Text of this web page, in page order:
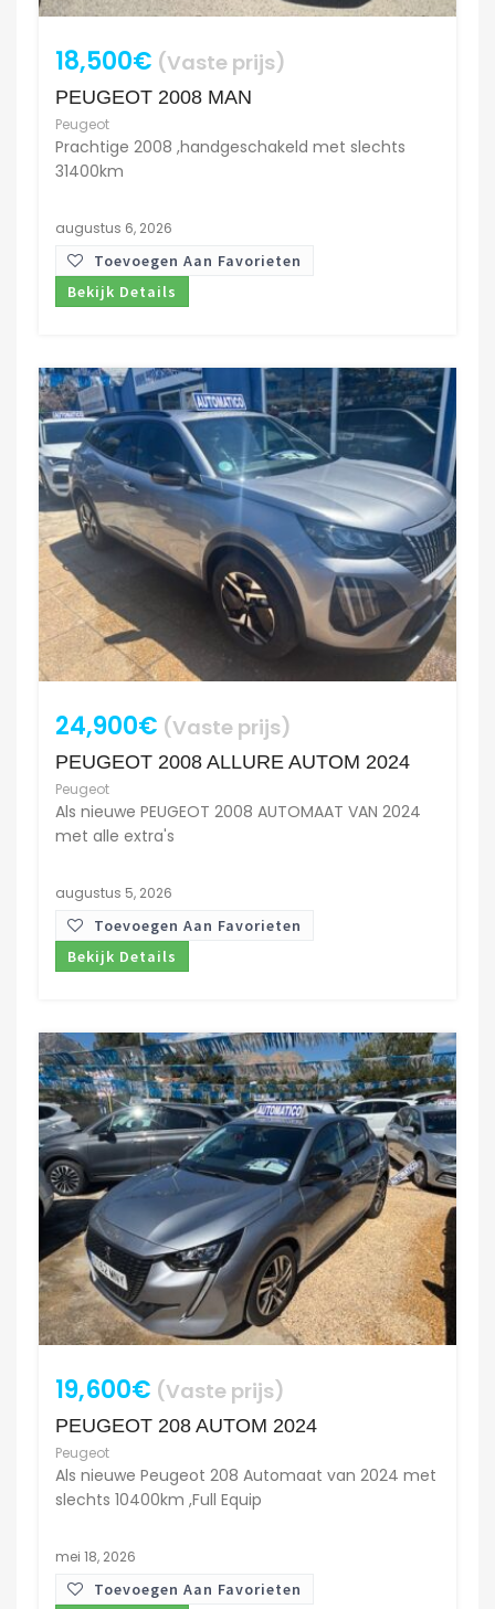
18,500€ (Vaste prijs)
PEUGEOT 2008 MAN
Peugeot
Prachtige 2008 ,handgeschakeld met slechts
31400km
augustus 6, 2026
Toevoegen Aan Favorieten
Bekijk Details
24,900€ (Vaste prijs)
PEUGEOT 2008 ALLURE AUTOM 2024
Peugeot
Als nieuwe PEUGEOT 2008 AUTOMAAT VAN 2024
met alle extra's
augustus 5, 2026
Toevoegen Aan Favorieten
Bekijk Details
19,600€ (Vaste prijs)
PEUGEOT 208 AUTOM 2024
Peugeot
Als nieuwe Peugeot 208 Automaat van 2024 met
slechts 10400km ,Full Equip
mei 18, 2026
Toevoegen Aan Favorieten